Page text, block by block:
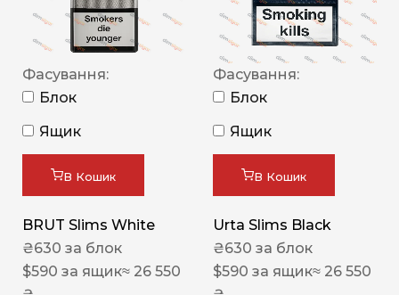
Фасування:
Блок
Ящик
В Кошик
BRUT Slims White
₴630 за блок
$590 за ящик≈ 26 550
Фасування:
Блок
Ящик
В Кошик
Urta Slims Black
₴630 за блок
$590 за ящик≈ 26 550